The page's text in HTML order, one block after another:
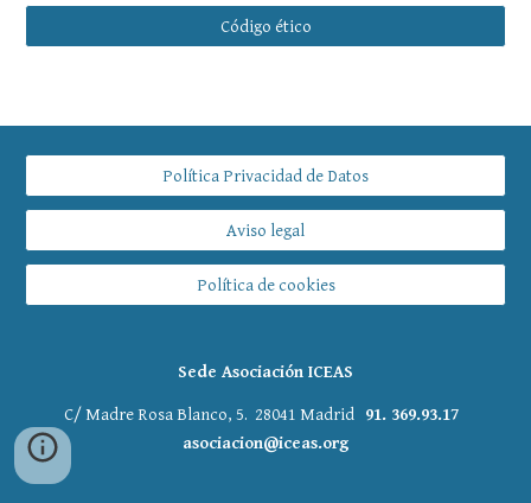
Código ético
Política Privacidad de Datos
Aviso legal
Política de cookies
Sede Asociación ICEAS
C/ Madre Rosa Blanco, 5. 28041 Madrid 91. 369.93.17
asociacion@iceas.org